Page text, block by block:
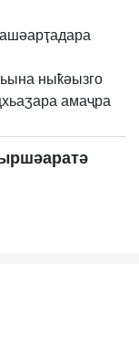
ныҟәызго
амаҷра